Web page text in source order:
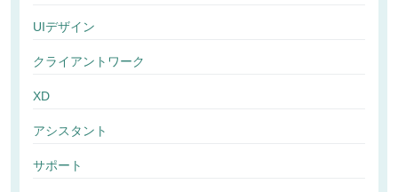
UIデザイン
クライアントワーク
XD
アシスタント
サポート